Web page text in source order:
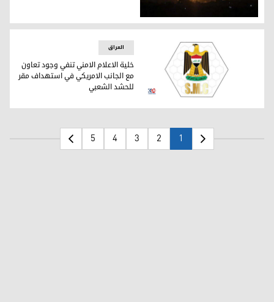
قصف جوي أمريكي يستهدف مقاراً للحشد الشعبي في الأنبار
خلية الاعلام الامني تنفي وجود تعاون مع الجانب الامريكي
العراق
خلية الاعلام الامني تنفي وجود تعاون
مع الجانب الامريكي في استهداف مقر
للحشد الشعبي
1
2
3
4
5